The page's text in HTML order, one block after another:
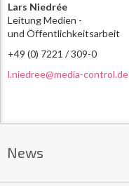
Lars Niedrée
Leitung Medien -
und Öffentlichkeitsarbeit
+49 (0) 7221 / 309-0
l.niedree@media-control.de
News